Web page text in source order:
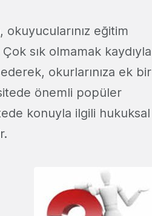
eğitim
sık olmamak kaydıyla
okurlarınıza ek bir
önemli popüler
konuyla ilgili hukuksal